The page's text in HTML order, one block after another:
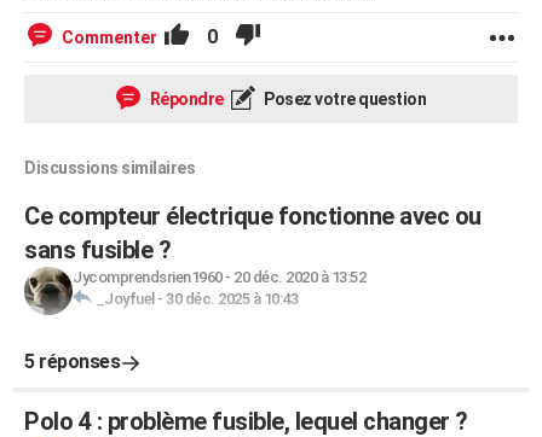
Commenter 0
Répondre Posez votre question
Discussions similaires
Ce compteur électrique fonctionne avec ou
sans fusible ?
Jycomprendsrien1960- 20 déc. 2020 à 13:52
_Joyfuel - 30 déc. 2025 à 10:43
5 réponses
Polo 4 : problème fusible, lequel changer ?